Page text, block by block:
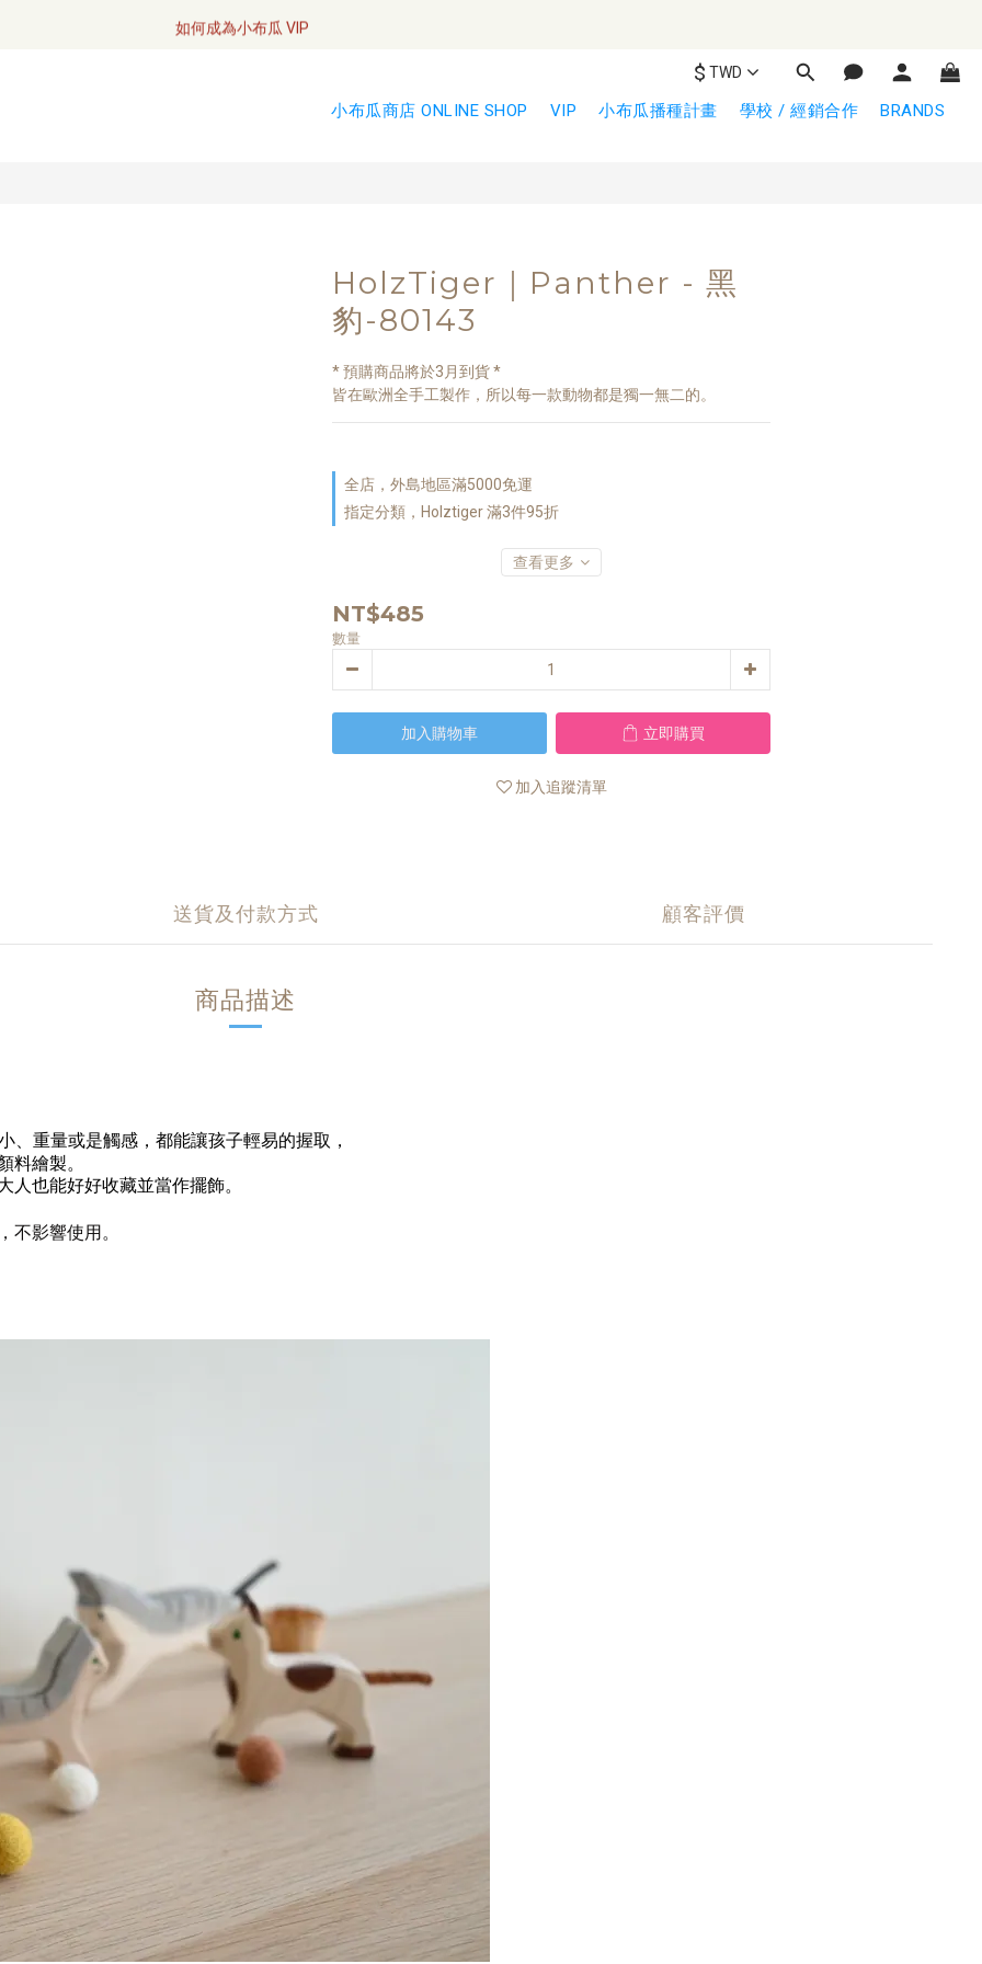
全網訂單將於7/4 開始配送
如何成為小布瓜 VIP
$ TWD
小布瓜商店 ONLINE SHOP VIP 小布瓜播種計畫 學校 / 經銷合作 BRANDS
HolzTiger｜Panther - 黑
豹-80143
* 預購商品將於3月到貨 *
皆在歐洲全手工製作，所以每一款動物都是獨一無二的。
全店，外島地區滿5000免運
指定分類，Holztiger 滿3件95折
查看更多
NT$485
數量
加入購物車 立即購買
加入追蹤清單
送貨及付款方式 顧客評價
商品描述
重量或是觸感，都能讓孩子輕易的握取，
料繪製。
也能好好收藏並當作擺飾。
不影響使用。
立即購買